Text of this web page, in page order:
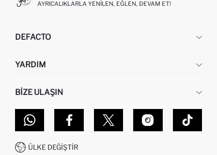
AYRICALIKLARLA YENILEN, EĞLEN, DEVAM ET!
DEFACTO
HAKKIMIZDA
KURUMSAL SATIŞ
DEFACTO TEKNOLOJI
SITEMAP
YARDIM
SIPARIŞIMI NASIL TAKIP EDERIM?
NASIL İADE EDERIM?
GIFT CLUB SIKÇA SORULAN SORULAR
İŞLEM REHBERI
KAMPANYALAR
BIZE ULAŞIN
MAĞAZALARIMIZ
İLETIŞIM FORMU
0850 333 22 86
ÜLKE DEĞIŞTIR